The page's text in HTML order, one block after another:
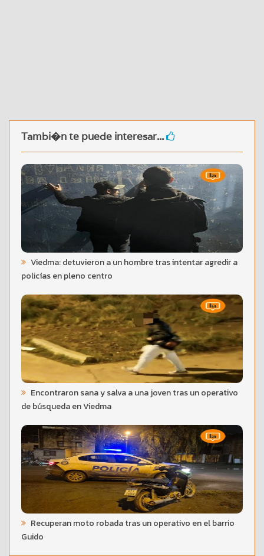
Tambi�n te puede interesar...
Viedma: detuvieron a un hombre tras intentar agredir a
policías en pleno centro
Encontraron sana y salva a una joven tras un operativo
de búsqueda en Viedma
Recuperan moto robada tras un operativo en el barrio
Guido